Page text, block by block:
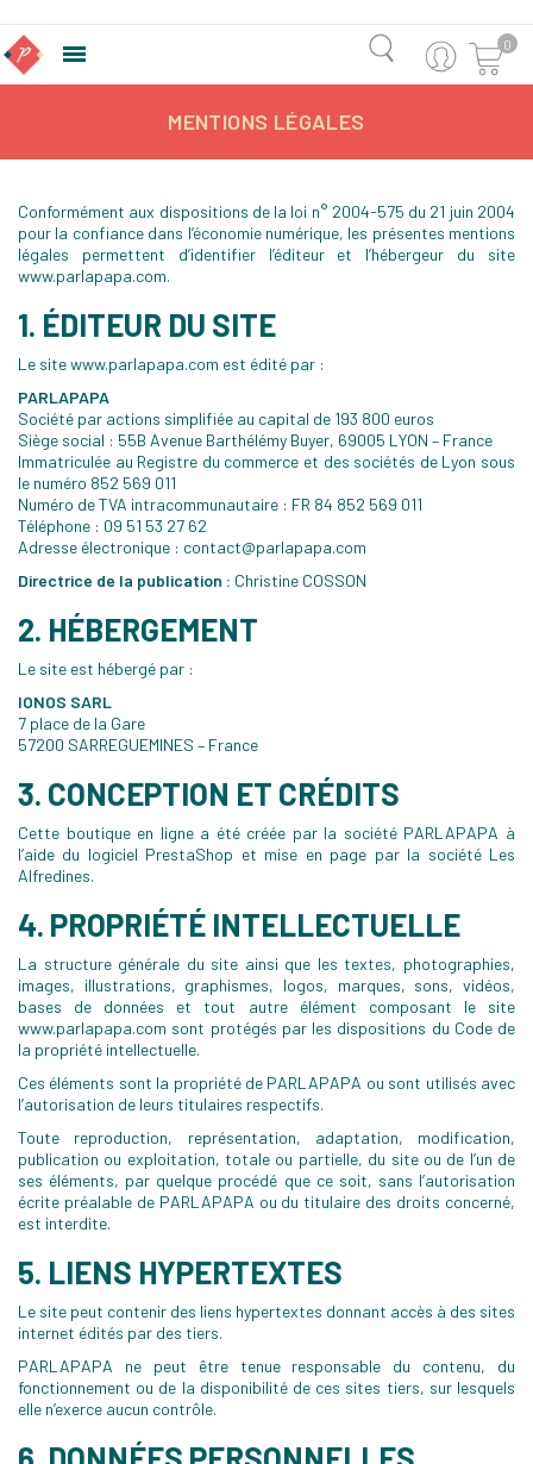
 0
MENTIONS LÉGALES
Conformément aux dispositions de la loi n° 2004-575 du 21 juin 2004
pour la confiance dans l’économie numérique, les présentes mentions
légales permettent d’identifier l’éditeur et l’hébergeur du site
www.parlapapa.com.
1. ÉDITEUR DU SITE
Le site www.parlapapa.com est édité par :
PARLAPAPA
Société par actions simplifiée au capital de 193 800 euros
Siège social : 55B Avenue Barthélémy Buyer, 69005 LYON – France
Immatriculée au Registre du commerce et des sociétés de Lyon sous
le numéro 852 569 011
Numéro de TVA intracommunautaire : FR 84 852 569 011
Téléphone : 09 51 53 27 62
Adresse électronique : contact@parlapapa.com
Directrice de la publication : Christine COSSON
2. HÉBERGEMENT
Le site est hébergé par :
IONOS SARL
7 place de la Gare
57200 SARREGUEMINES – France
3. CONCEPTION ET CRÉDITS
Cette boutique en ligne a été créée par la société PARLAPAPA à
l’aide du logiciel PrestaShop et mise en page par la société Les
Alfredines.
4. PROPRIÉTÉ INTELLECTUELLE
La structure générale du site ainsi que les textes, photographies,
images, illustrations, graphismes, logos, marques, sons, vidéos,
bases de données et tout autre élément composant le site
www.parlapapa.com sont protégés par les dispositions du Code de
la propriété intellectuelle.
Ces éléments sont la propriété de PARLAPAPA ou sont utilisés avec
l’autorisation de leurs titulaires respectifs.
Toute reproduction, représentation, adaptation, modification,
publication ou exploitation, totale ou partielle, du site ou de l’un de
ses éléments, par quelque procédé que ce soit, sans l’autorisation
écrite préalable de PARLAPAPA ou du titulaire des droits concerné,
est interdite.
5. LIENS HYPERTEXTES
Le site peut contenir des liens hypertextes donnant accès à des sites
internet édités par des tiers.
PARLAPAPA ne peut être tenue responsable du contenu, du
fonctionnement ou de la disponibilité de ces sites tiers, sur lesquels
elle n’exerce aucun contrôle.